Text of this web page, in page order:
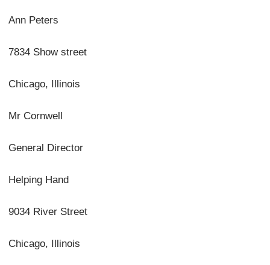
Ann Peters
7834 Show street
Chicago, Illinois
Mr Cornwell
General Director
Helping Hand
9034 River Street
Chicago, Illinois